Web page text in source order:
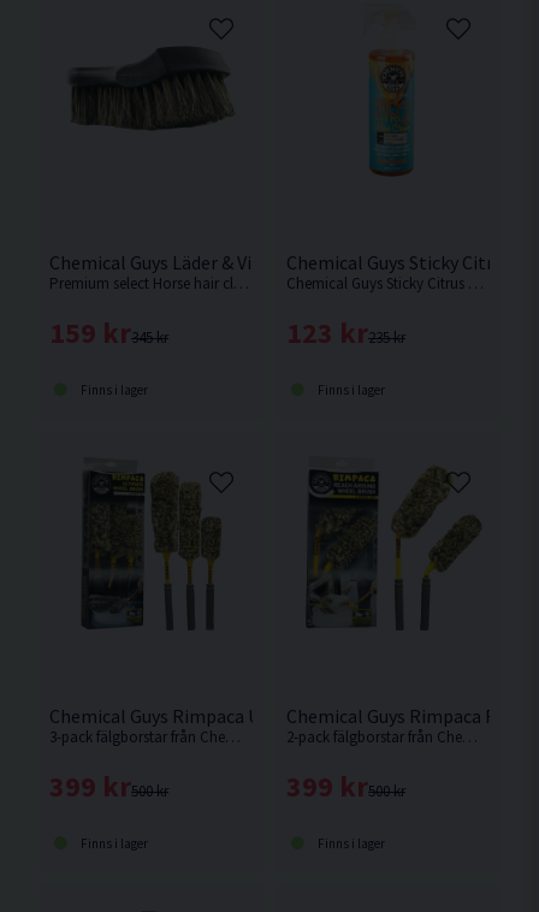
Chemical Guys Läder & Vinylborste Horsehair
Premium select Horse hair cleaning brush är en kvalitetsprodukt av naturliga fibrer för livslängd och effektivitet.
345 kr
159 kr
Finns i lager
Chemical Guys Sticky Citrus
Chemical Guys Sticky Citrus Wheel Cleaner Gel är en naturlig, kraftfull och mycket användbar fälgtvätt.
235 kr
123 kr
Finns i lager
Chemical Guys Rimpaca Ultimate 3-pack Fälgborste
3-pack fälgborstar från Chemical Guys i olika storlek.
500 kr
399 kr
Finns i lager
Chemical Guys Rimpaca
2-pack fälgborstar från Chemical Guys i olika storlek.
500 kr
399 kr
Finns i lager